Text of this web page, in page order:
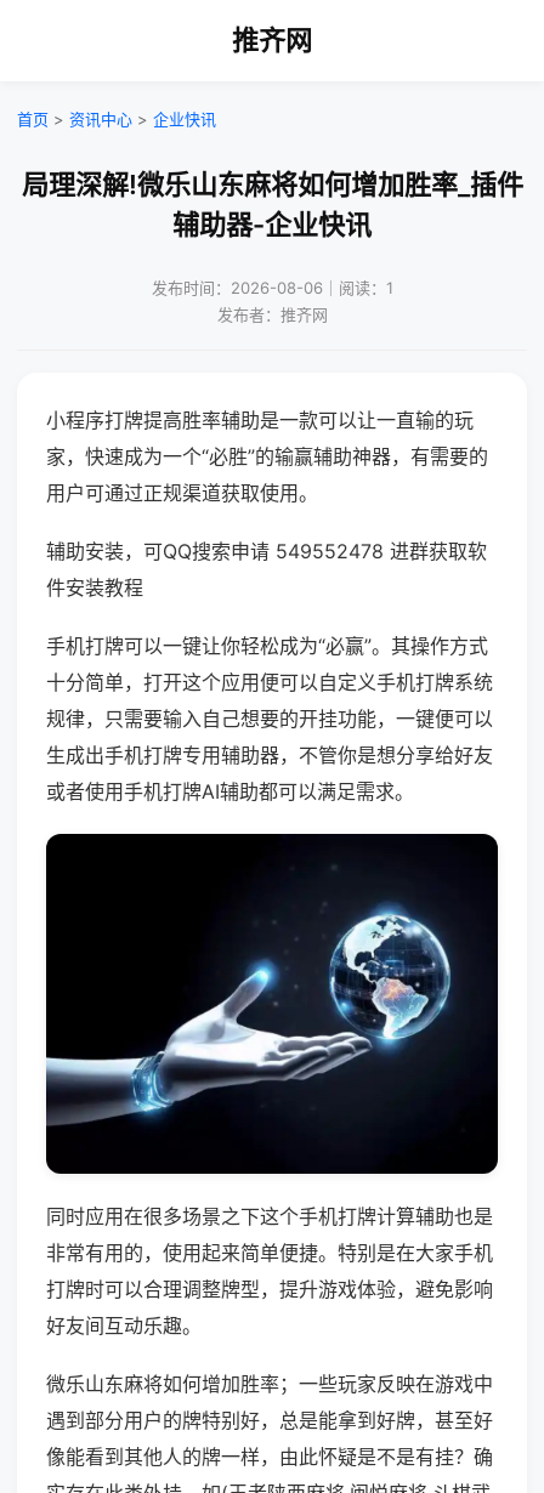
推齐网
首页 > 资讯中心 > 企业快讯
局理深解!微乐山东麻将如何增加胜率_插件
辅助器-企业快讯
发布时间：2026-08-06｜阅读：1
发布者：推齐网
小程序打牌提高胜率辅助是一款可以让一直输的玩
家，快速成为一个“必胜”的输赢辅助神器，有需要的
用户可通过正规渠道获取使用。
辅助安装，可QQ搜索申请 549552478 进群获取软
件安装教程
手机打牌可以一键让你轻松成为“必赢”。其操作方式
十分简单，打开这个应用便可以自定义手机打牌系统
规律，只需要输入自己想要的开挂功能，一键便可以
生成出手机打牌专用辅助器，不管你是想分享给好友
或者使用手机打牌AI辅助都可以满足需求。
同时应用在很多场景之下这个手机打牌计算辅助也是
非常有用的，使用起来简单便捷。特别是在大家手机
打牌时可以合理调整牌型，提升游戏体验，避免影响
好友间互动乐趣。
微乐山东麻将如何增加胜率；一些玩家反映在游戏中
遇到部分用户的牌特别好，总是能拿到好牌，甚至好
像能看到其他人的牌一样，由此怀疑是不是有挂？确